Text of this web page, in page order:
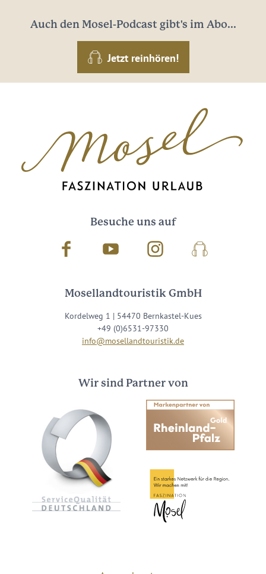
Auch den Mosel-Podcast gibt's im Abo...
Jetzt reinhören!
Besuche uns auf
Facebook Youtube InstagramPodcast
Mosellandtouristik GmbH
Kordelweg 1 | 54470 Bernkastel-Kues
+49 (0)6531-97330
info@mosellandtouristik.de
Wir sind Partner von